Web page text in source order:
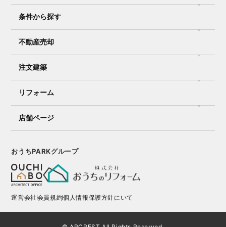
条件から探す
不動産売却
注文建築
リフォーム
店舗ページ
おうちPARKグループ
運営会社会員規約個人情報保護方針にいて